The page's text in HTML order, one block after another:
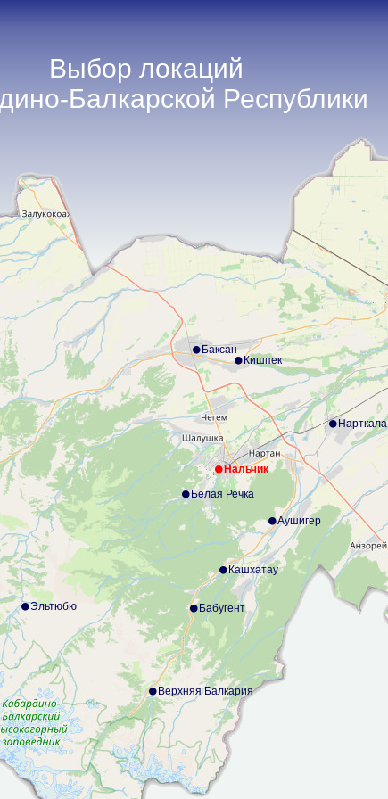
Выбор локаций
Балкарской Республики
Аушигер
Бабугент
Баксан
Белая Речка
Верхняя Балкария
Кашхатау
Кишпек
Нальчик
Нарткала
Эльтюбю